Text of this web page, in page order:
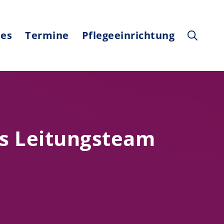
Termine Pflegeeinrichtung
Leitungsteam